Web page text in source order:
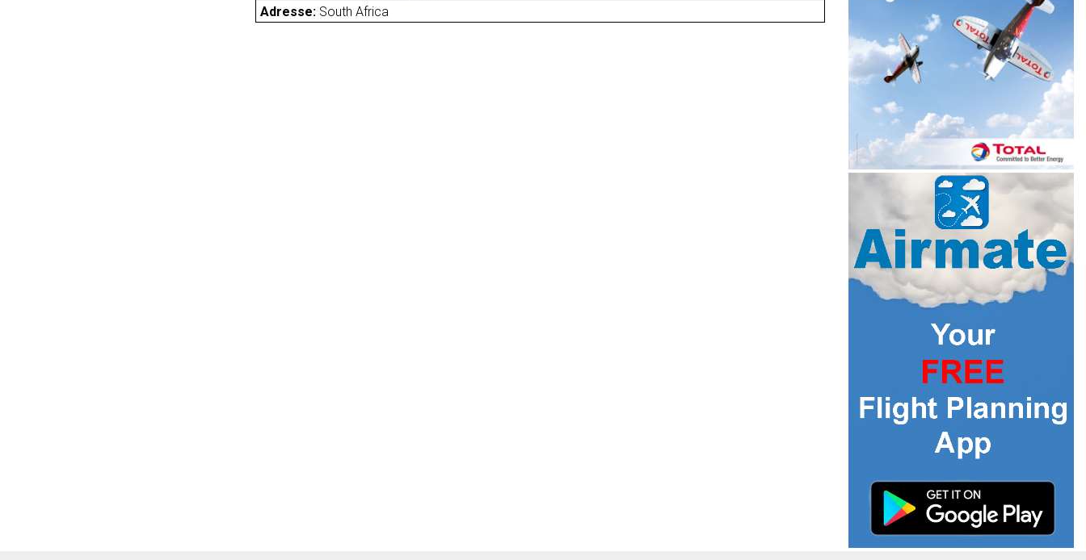
Adresse: South Africa